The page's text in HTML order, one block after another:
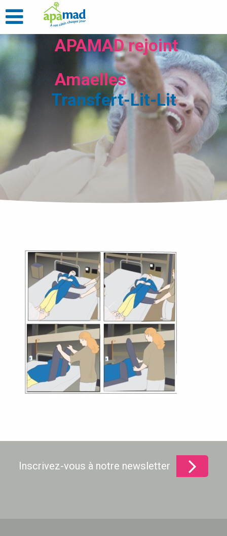
APAMAD rejoint
Amaelles
Transfert-Lit-Lit
Inscrivez-vous à notre newsletter